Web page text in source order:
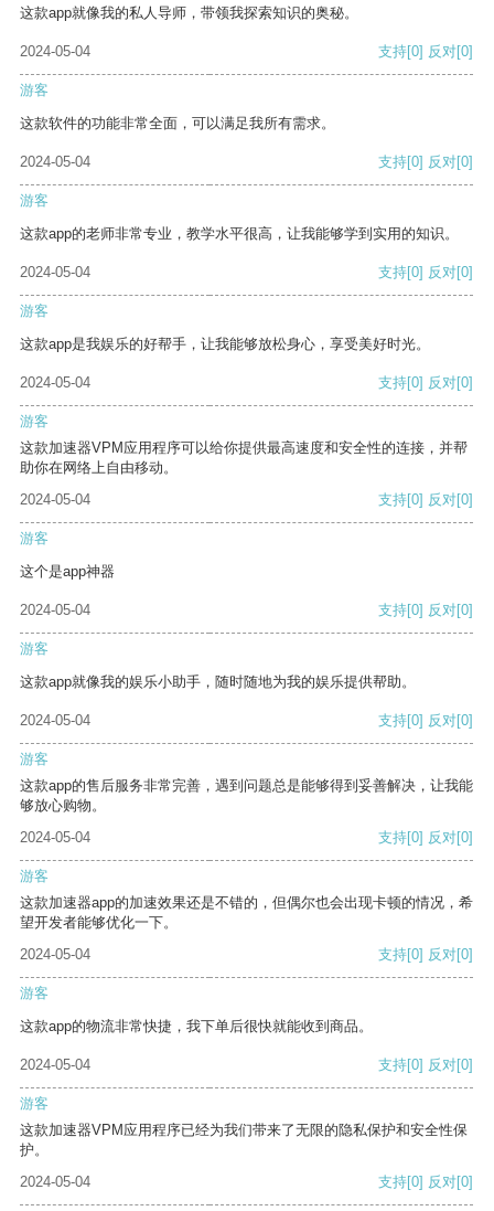
这款app就像我的私人导师，带领我探索知识的奥秘。
2024-05-04 支持[0] 反对[0]
游客
这款软件的功能非常全面，可以满足我所有需求。
2024-05-04 支持[0] 反对[0]
游客
这款app的老师非常专业，教学水平很高，让我能够学到实用的知识。
2024-05-04 支持[0] 反对[0]
游客
这款app是我娱乐的好帮手，让我能够放松身心，享受美好时光。
2024-05-04 支持[0] 反对[0]
游客
这款加速器VPM应用程序可以给你提供最高速度和安全性的连接，并帮
助你在网络上自由移动。
2024-05-04
支持[0] 反对[0]
游客
这个是app神器
2024-05-04 支持[0] 反对[0]
游客
这款app就像我的娱乐小助手，随时随地为我的娱乐提供帮助。
2024-05-04 支持[0] 反对[0]
游客
这款app的售后服务非常完善，遇到问题总是能够得到妥善解决，让我能
够放心购物。
2024-05-04
支持[0] 反对[0]
游客
这款加速器app的加速效果还是不错的，但偶尔也会出现卡顿的情况，希
望开发者能够优化一下。
2024-05-04
支持[0] 反对[0]
游客
这款app的物流非常快捷，我下单后很快就能收到商品。
2024-05-04 支持[0] 反对[0]
游客
这款加速器VPM应用程序已经为我们带来了无限的隐私保护和安全性保
护。
2024-05-04
支持[0] 反对[0]